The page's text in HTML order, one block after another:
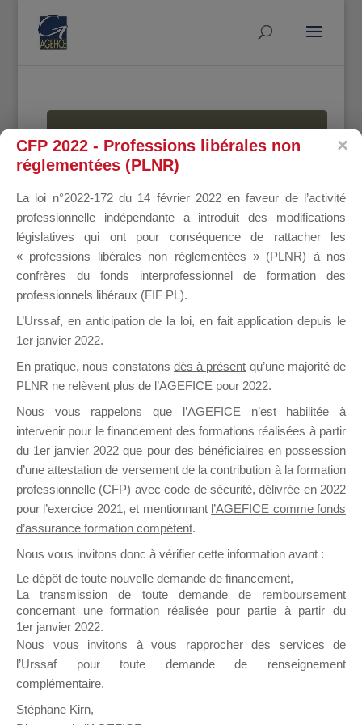
MALLETTE
DU
DIRIGEANT
Groupe Public
il y a un mois
Ce groupe est destiné aux Organismes de
Formation qui souhaitent répondre à l’Appel à
Propositions Mallette du Dirigeant.
sur lequel il est possible de laisser un message
ou poser une question.
NB : Il est nécessaire d’être
pouvoir rejoindre ce groupe
CFP 2022 - Professions libérales non
réglementées (PLNR)
La loi n°2022-172 du 14 février 2022 en faveur de l’activité
professionnelle indépendante a introduit des modifications
législatives qui ont pour conséquence de rattacher les
« professions libérales non réglementées » (PLNR) à nos
confrères du fonds interprofessionnel de formation des
professionnels libéraux (FIF PL).
L’Urssaf, en anticipation de la loi, en fait application depuis le
1er janvier 2022.
En pratique, nous constatons dès à présent qu’une majorité de
PLNR ne relèvent plus de l’AGEFICE pour 2022.
Nous vous rappelons que l’AGEFICE n’est habilitée à
intervenir pour le financement des formations réalisées à partir
du 1er janvier 2022 que pour des bénéficiaires en possession
d’une attestation de versement de la contribution à la formation
professionnelle (CFP) avec code de sécurité, délivrée en 2022
pour l’exercice 2021, et mentionnant l’AGEFICE comme fonds
d’assurance formation compétent.
Nous vous invitons donc à vérifier cette information avant :
Le dépôt de toute nouvelle demande de financement,
La transmission de toute demande de remboursement
concernant une formation réalisée pour partie à partir du
1er janvier 2022.
Nous vous invitons à vous rapprocher des services de
l’Urssaf pour toute demande de renseignement
complémentaire.
Stéphane Kirn,